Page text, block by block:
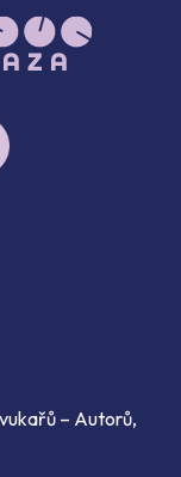
– Autorů,